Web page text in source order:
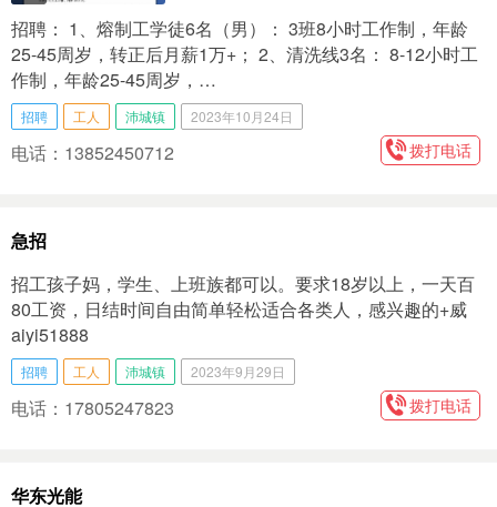
招聘： 1、熔制工学徒6名（男）： 3班8小时工作制，年龄
25-45周岁，转正后月薪1万+； 2、清洗线3名： 8-12小时工
作制，年龄25-45周岁，…
招聘 工人 沛城镇 2023年10月24日
电话：13852450712 拨打电话
急招
招工孩子妈，学生、上班族都可以。要求18岁以上，一天百
80工资，日结时间自由简单轻松适合各类人，感兴趣的+威
aiyi51888
招聘 工人 沛城镇 2023年9月29日
电话：17805247823 拨打电话
华东光能